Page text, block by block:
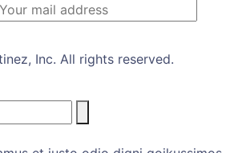
Inc. All rights reserved.